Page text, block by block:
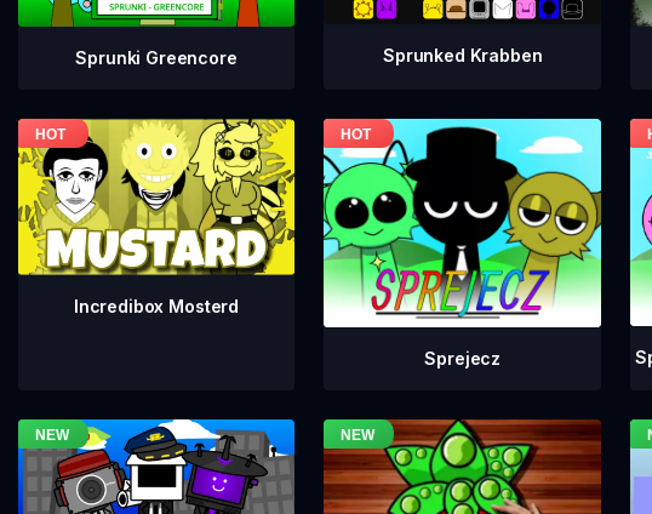
Sprunki Greencore Sprunked Krabben
Incredibox Mosterd
Sprejecz